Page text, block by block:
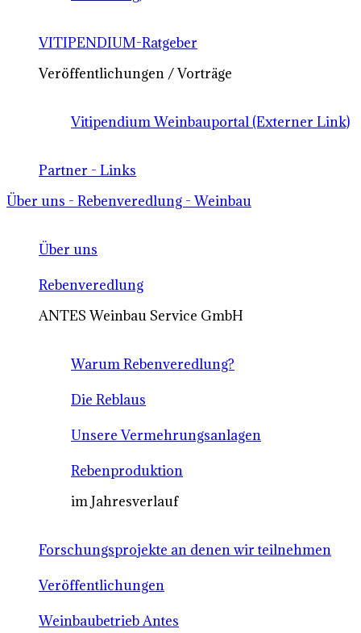
VITIPENDIUM-Ratgeber
Veröffentlichungen / Vorträge
Vitipendium Weinbauportal (Externer Link)
Partner - Links
Über uns - Rebenveredlung - Weinbau
Über uns
Rebenveredlung
ANTES Weinbau Service GmbH
Warum Rebenveredlung?
Die Reblaus
Unsere Vermehrungsanlagen
Rebenproduktion
im Jahresverlauf
Forschungsprojekte an denen wir teilnehmen
Veröffentlichungen
Weinbaubetrieb Antes